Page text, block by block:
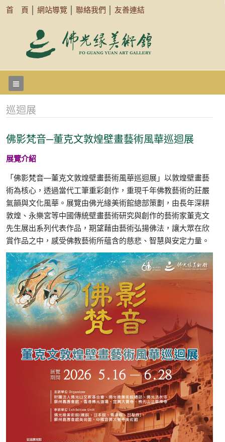
首 頁 網站導覽 聯絡我們 友善連結
巡迴展
佛影梵音─董克文敦煌壁畫藝術風華巡迴展
展覽介紹
「佛影梵音—董克文敦煌壁畫藝術風華巡迴展」以敦煌壁畫藝
術為核心，透過當代工筆重彩創作，重現千年佛教藝術的莊嚴
氣韻與文化風華。展覽由佛光緣美術館總部策劃，由長年深耕
敦煌、永樂宮等中國傳統壁畫藝術研究與創作的藝術家董克文
先生展出系列代表作品，期望藉由藝術弘揚佛法，讓大眾在欣
賞作品之中，感受佛教藝術所蘊含的慈悲、智慧與安定力量。